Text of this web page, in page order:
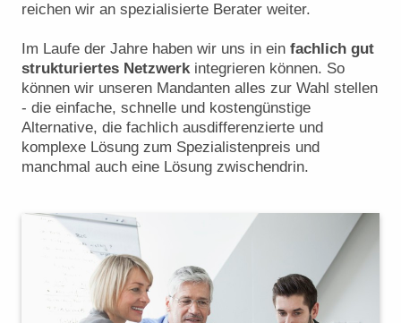
reichen wir an spezialisierte Berater weiter.
Im Laufe der Jahre haben wir uns in ein fachlich gut
strukturiertes Netzwerkintegrieren können. So
können wir unseren Mandanten alles zur Wahl stellen
- die einfache, schnelle und kostengünstige
Alternative, die fachlich ausdifferenzierte und
komplexe Lösung zum Spezialistenpreis und
manchmal auch eine Lösung zwischendrin.